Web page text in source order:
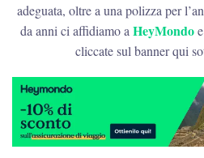
adeguata, oltre a una polizza per
da anni ci affidiamo a HeyMondo
cliccate sul banner qui